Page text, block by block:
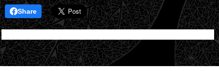
Share